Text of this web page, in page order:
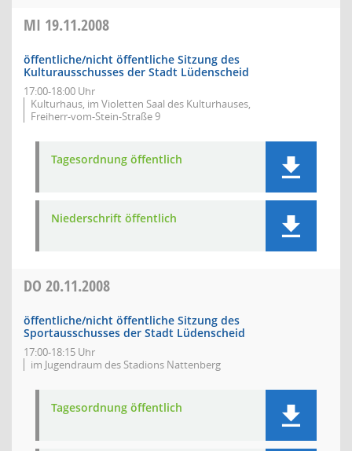
MI 19.11.2008
öffentliche/nicht öffentliche Sitzung des
Kulturausschusses der Stadt Lüdenscheid
17:00-18:00 Uhr
Kulturhaus, im Violetten Saal des Kulturhauses,
Freiherr-vom-Stein-Straße 9
Tagesordnung öffentlich
Niederschrift öffentlich
DO 20.11.2008
öffentliche/nicht öffentliche Sitzung des
Sportausschusses der Stadt Lüdenscheid
17:00-18:15 Uhr
im Jugendraum des Stadions Nattenberg
Tagesordnung öffentlich